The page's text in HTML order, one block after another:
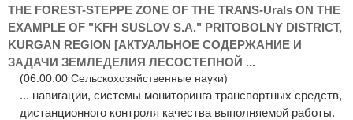
THE FOREST-STEPPE ZONE OF THE TRANS-Urals ON THE
EXAMPLE OF "KFH SUSLOV S.A." PRITOBOLNY DISTRICT,
KURGAN REGION [АКТУАЛЬНОЕ СОДЕРЖАНИЕ И
ЗАДАЧИ ЗЕМЛЕДЕЛИЯ ЛЕСОСТЕПНОЙ ...
(06.00.00 Сельскохозяйственные науки)
... навигации, системы мониторинга транспортных средств,
дистанционного контроля качества выполняемой работы.